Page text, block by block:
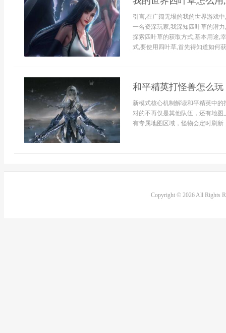
引言,在广阔无垠的我的世界游戏
一名资深玩家,我深知四叶草的潜
探索四叶草的获取方式,基本用途,
式,要使用四叶草,首先得知道如何
和平精英打怪兽怎么
新模式核心机制解读和平精英中
对的不再仅是其他队伍，还有地
有专属地图区域，怪物会定时刷
Copyright © 2026 All Rights